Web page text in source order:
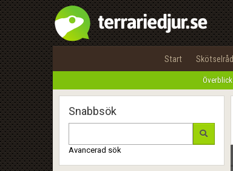
Start Skötselråd
Överblick
Snabbsök
Avancerad sök